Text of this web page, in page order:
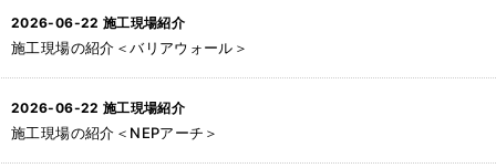
2026-06-22 施工現場紹介
施工現場の紹介＜バリアウォール＞
2026-06-22 施工現場紹介
施工現場の紹介＜NEPアーチ＞